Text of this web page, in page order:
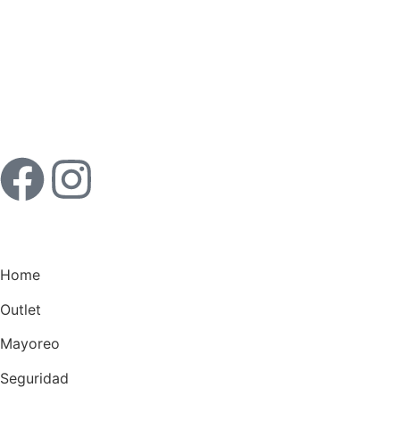
Home
Outlet
Mayoreo
Seguridad